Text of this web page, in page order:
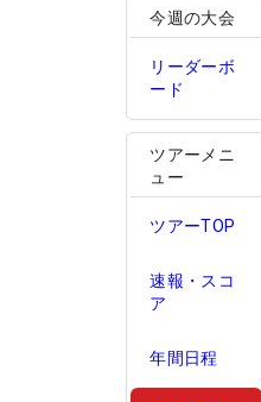
今週の大会
リーダーボ
ード
ツアーメニ
ュー
ツアーTOP
速報・スコ
ア
年間日程